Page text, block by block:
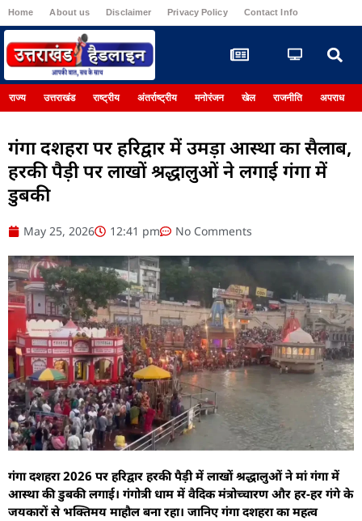
Home About us Disclaimer Privacy Policy Contact Info
राज्य उत्तराखंड राष्ट्रीय अंतर्राष्ट्रीय मनोरंजन खेल राजनीति अपराध
गंगा दशहरा पर हरिद्वार में उमड़ा आस्था का सैलाब,
हरकी पैड़ी पर लाखों श्रद्धालुओं ने लगाई गंगा में
डुबकी
May 25, 2026 12:41 pm No Comments
गंगा दशहरा 2026 पर हरिद्वार हरकी पैड़ी में लाखों श्रद्धालुओं ने मां गंगा में
आस्था की डुबकी लगाई। गंगोत्री धाम में वैदिक मंत्रोच्चारण और हर-हर गंगे के
जयकारों से भक्तिमय माहौल बना रहा। जानिए गंगा दशहरा का महत्व